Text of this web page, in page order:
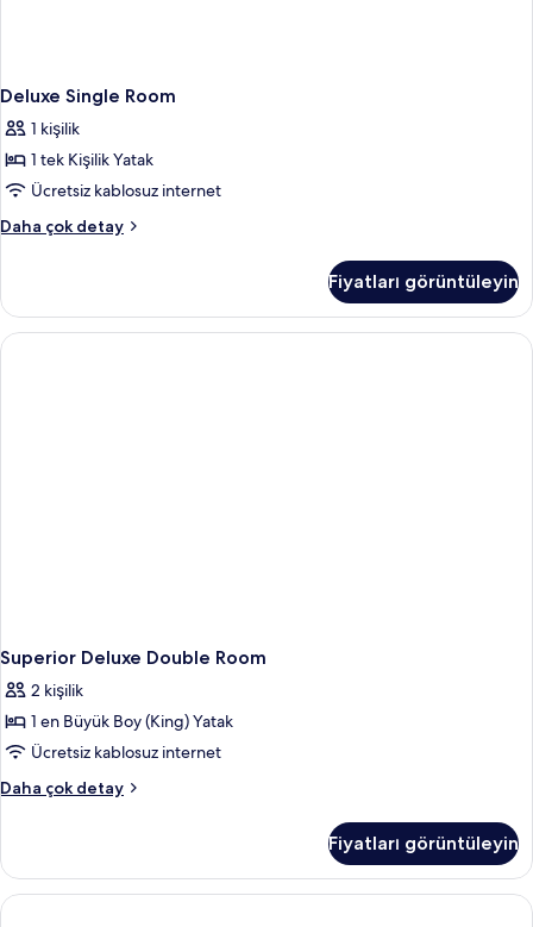
Deluxe Single Room
1 kişilik
1 tek Kişilik Yatak
Ücretsiz kablosuz internet
Daha çok detay
Deluxe
daha
fazla
detay
Fiyatları görüntüleyin
Superior Deluxe Double Room
2 kişilik
1 en Büyük Boy (King) Yatak
Ücretsiz kablosuz internet
Daha çok detay
Superior
hakkında
daha
fazla
Fiyatları görüntüleyin